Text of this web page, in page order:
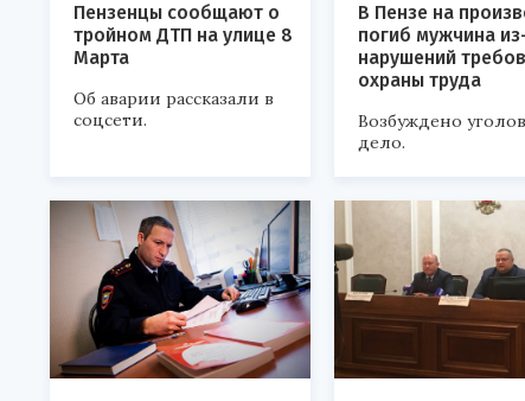
Пензенцы сообщают о
тройном ДТП на улице 8
Марта
Об аварии рассказали в
соцсети.
В Пензе на
погиб мужчина
нарушений
охраны труда
Возбуждено
дело.